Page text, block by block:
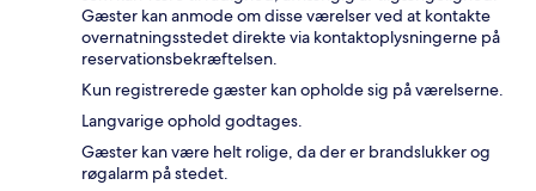
Gæster kan anmode om disse værelser ved at kontakte
overnatningsstedet direkte via kontaktoplysningerne på
reservationsbekræftelsen.
Kun registrerede gæster kan opholde sig på værelserne.
Langvarige ophold godtages.
Gæster kan være helt rolige, da der er brandslukker og
røgalarm på stedet.